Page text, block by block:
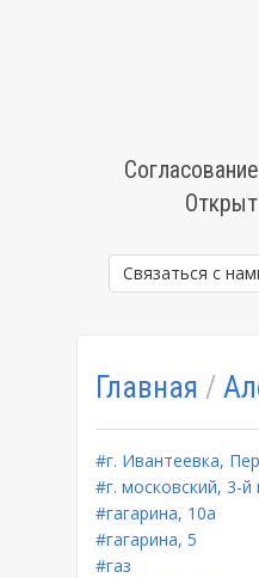
Связаться с
Главная /
#г. Ивантеевка,
#г. московский, 3-й
#гагарина, 10а
#гагарина, 5
#газ